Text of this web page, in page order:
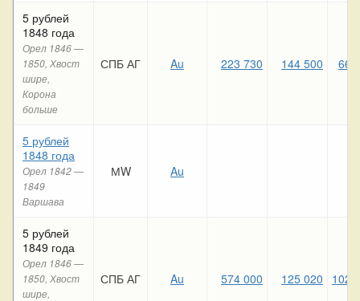
5 рублей
1848 года
Орел 1846 —
1850, Хвост
шире,
Корона
больше
СПБ АГ Au 223 730 144 500 66
5 рублей
1848 года
Орел 1842 —
1849
Варшава
МW Au
5 рублей
1849 года
Орел 1846 —
1850, Хвост
шире,
СПБ АГ Au 574 000 125 020 102